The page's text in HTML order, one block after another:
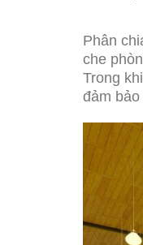
Phân
che
Trong
đảm